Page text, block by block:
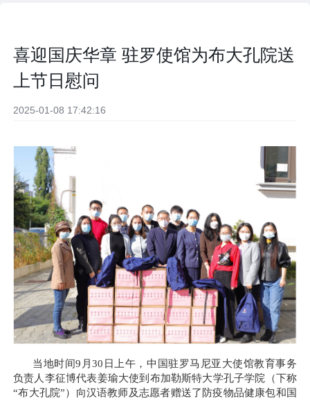
喜迎国庆华章 驻罗使馆为布大孔院送
上节日慰问
2025-01-08 17:42:16
当地时间9 月30 日上午，中国驻罗马尼亚大使馆教育事务
负责人李征博代表姜瑜大使到布加勒斯特大学孔子学院（下称
“布大孔院”）向汉语教师及志愿者赠送了防疫物品健康包和国